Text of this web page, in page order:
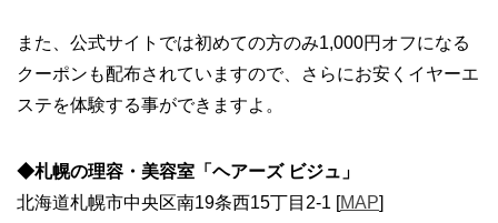
また、公式サイトでは初めての方のみ1,000円オフになる
クーポンも配布されていますので、さらにお安くイヤーエ
ステを体験する事ができますよ。
◆札幌の理容・美容室「ヘアーズ ビジュ」
北海道札幌市中央区南19条西15丁目2-1 [ MAP